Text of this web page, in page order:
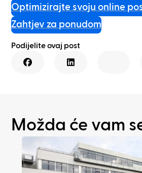
Optimizirajte svoju online
Zahtjev za ponudom
Podijelite ovaj post
Možda će vam